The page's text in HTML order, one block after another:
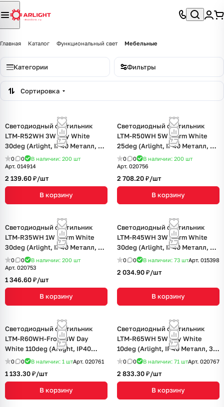
Главная Каталог Функциональный свет Мебельные
Категории Фильтры
Сортировка
Светодиодный светильник
LTM-R52WH 3W Day White
30deg (Arlight, IP40 Металл, 3
года)
0 0 В наличии: 200 шт
Арт. 014914
2 139.60 ₽/шт
В корзину
Светодиодный светильник
LTM-R50WH 5W Warm White
25deg (Arlight, IP40 Металл, 3
года)
0 0 В наличии: 200 шт
Арт. 020756
2 708.20 ₽/шт
В корзину
Светодиодный светильник
LTM-R35WH 1W Warm White
30deg (Arlight, IP40 Металл, 3
года)
0 0 В наличии: 200 шт
Арт. 020753
1 346.60 ₽/шт
В корзину
Светодиодный светильник
LTM-R45WH 3W Warm White
30deg (Arlight, IP40 Металл, 3
года)
0 0 В наличии: 73 штАрт. 015398
2 034.90 ₽/шт
В корзину
Светодиодный светильник
LTM-R60WH-Frost 3W Day
White 110deg (Arlight, IP40
Металл, 3 года)
0 0 В наличии: 1 штАрт. 020761
1 133.30 ₽/шт
В корзину
Светодиодный светильник
LTM-R65WH 5W Day White
10deg (Arlight, IP40 Металл, 3
года)
0 0 В наличии: 71 штАрт. 020767
2 833.30 ₽/шт
В корзину